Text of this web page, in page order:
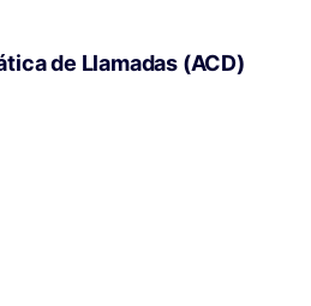
de Llamadas (ACD)